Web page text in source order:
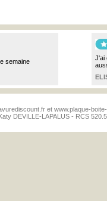
semaine
J'ai
et www.plaque-
DEVILLE-LAPALUS - RCS